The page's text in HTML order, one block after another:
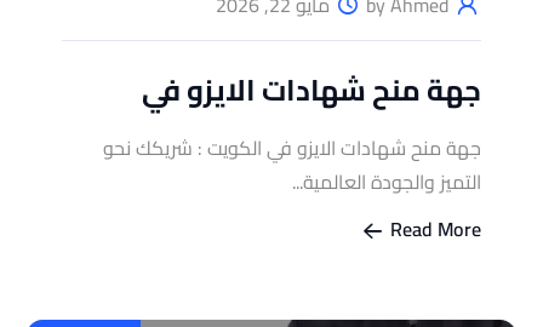
جهة منح شهادات الايزو في
جهة منح شهادات الايزو في الكويت : شريكك نحو
التميز والجودة العالمية...
Read More